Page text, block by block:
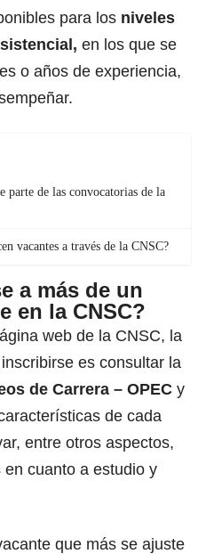
para los niveles
en los que se
o años de experiencia,
parte de las convocatorias de la
vacantes a través de la CNSC?
a más de un
en la CNSC?
web de la CNSC, la
es consultar la
de Carrera – OPEC y
de cada
entre otros aspectos,
cuanto a estudio y
que más se ajuste